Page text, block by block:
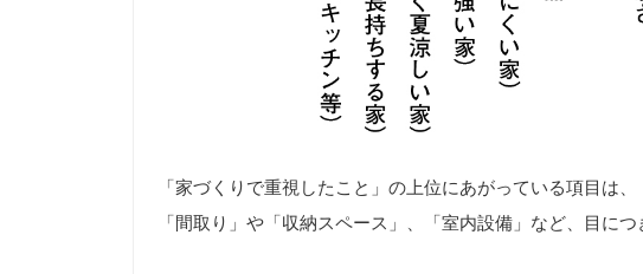
「家づくりで重視したこと」の上位にあがっている項目は、
「間取り」や「収納スペース」、「室内設備」など、目につ